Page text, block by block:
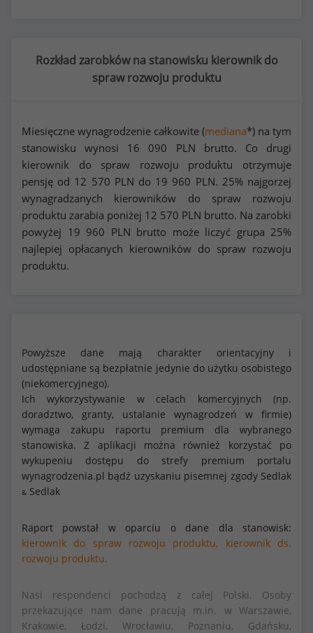
Rozkład zarobków na stanowisku kierownik do
spraw rozwoju produktu
Miesięczne wynagrodzenie całkowite (mediana*) na tym
stanowisku wynosi 16 090 PLN brutto. Co drugi
kierownik do spraw rozwoju produktu otrzymuje
pensję od 12 570 PLN do 19 960 PLN. 25% najgorzej
wynagradzanych kierowników do spraw rozwoju
produktu zarabia poniżej 12 570 PLN brutto. Na zarobki
powyżej 19 960 PLN brutto może liczyć grupa 25%
najlepiej opłacanych kierowników do spraw rozwoju
produktu.
Powyższe dane mają charakter orientacyjny i
udostępniane są bezpłatnie jedynie do użytku osobistego
(niekomercyjnego).
Ich wykorzystywanie w celach komercyjnych (np.
doradztwo, granty, ustalanie wynagrodzeń w firmie)
wymaga zakupu raportu premium dla wybranego
stanowiska. Z aplikacji można również korzystać po
wykupeniu dostępu do strefy premium portalu
wynagrodzenia.pl bądź uzyskaniu pisemnej zgody Sedlak
& Sedlak
Raport powstał w oparciu o dane dla stanowisk:
kierownik do spraw rozwoju produktu,
kierownik ds.
rozwoju produktu.
Nasi respondenci pochodzą z całej Polski. Osoby
przekazujące nam dane pracują m.in. w Warszawie,
Krakowie, Łodzi, Wrocławiu, Poznaniu, Gdańsku,